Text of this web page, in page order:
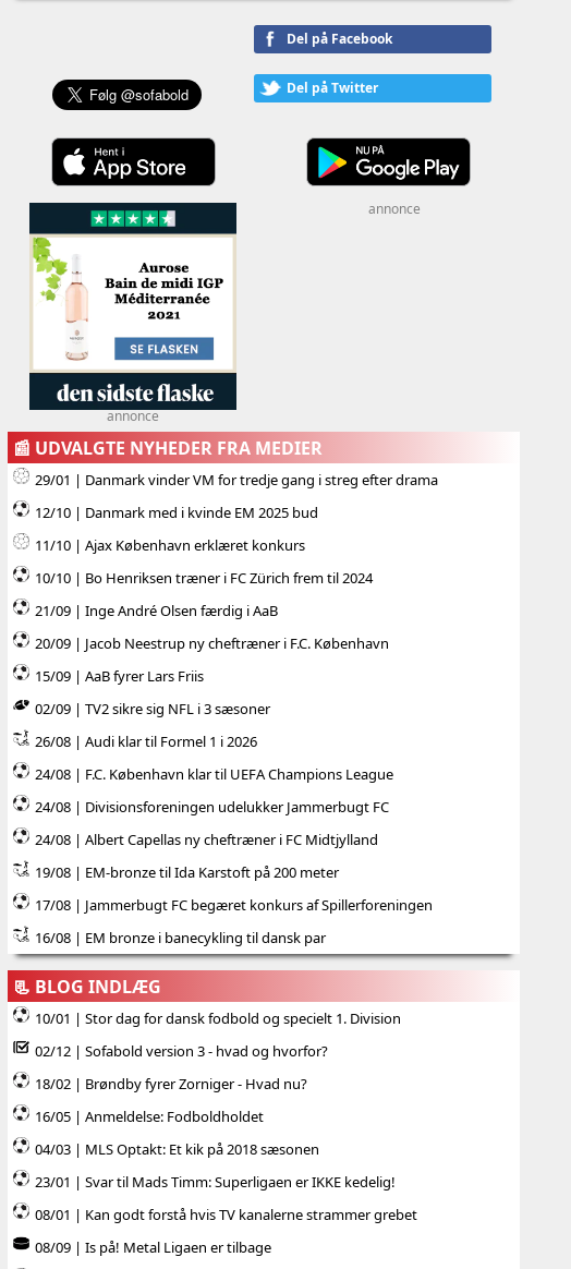
Del på Facebook
Del på Twitter
annonce
annonce
📰 UDVALGTE NYHEDER FRA MEDIER
29/01 | Danmark vinder VM for tredje gang i streg efter drama
12/10 | Danmark med i kvinde EM 2025 bud
11/10 | Ajax København erklæret konkurs
10/10 | Bo Henriksen træner i FC Zürich frem til 2024
21/09 | Inge André Olsen færdig i AaB
20/09 | Jacob Neestrup ny cheftræner i F.C. København
15/09 | AaB fyrer Lars Friis
02/09 | TV2 sikre sig NFL i 3 sæsoner
26/08 | Audi klar til Formel 1 i 2026
24/08 | F.C. København klar til UEFA Champions League
24/08 | Divisionsforeningen udelukker Jammerbugt FC
24/08 | Albert Capellas ny cheftræner i FC Midtjylland
19/08 | EM-bronze til Ida Karstoft på 200 meter
17/08 | Jammerbugt FC begæret konkurs af Spillerforeningen
16/08 | EM bronze i banecykling til dansk par
📃 BLOG INDLÆG
10/01 | Stor dag for dansk fodbold og specielt 1. Division
02/12 | Sofabold version 3 - hvad og hvorfor?
18/02 | Brøndby fyrer Zorniger - Hvad nu?
16/05 | Anmeldelse: Fodboldholdet
04/03 | MLS Optakt: Et kik på 2018 sæsonen
23/01 | Svar til Mads Timm: Superligaen er IKKE kedelig!
08/01 | Kan godt forstå hvis TV kanalerne strammer grebet
08/09 | Is på! Metal Ligaen er tilbage